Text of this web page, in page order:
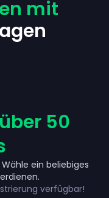
mit
über 50
ein beliebiges
verfügbar!